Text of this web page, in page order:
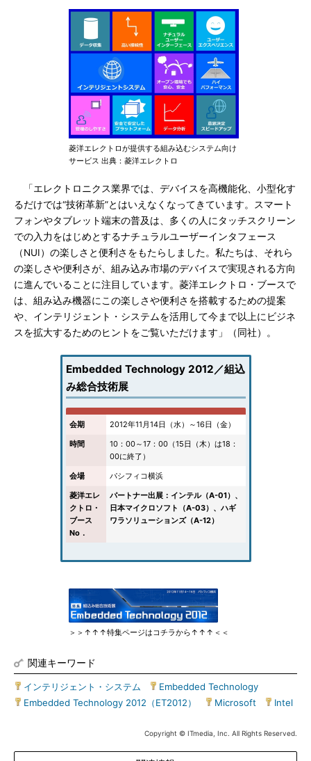
菱洋エレクトロが提供する組み込むシステム向け
サービス 出典：菱洋エレクトロ
「エレクトロニクス業界では、デバイスを高機能化、小型化す
るだけでは“技術革新”とはいえなくなってきています。スマート
フォンやタブレット端末の普及は、多くの人にタッチスクリーン
での入力をはじめとするナチュラルユーザーインタフェース
（NUI）の楽しさと便利さをもたらしました。私たちは、それら
の楽しさや便利さが、組み込み市場のデバイスで実現される方向
に進んでいることに注目しています。菱洋エレクトロ・ブースで
は、組み込み機器にこの楽しさや便利さを搭載するための提案
や、インテリジェント・システムを活用して今まで以上にビジネ
スを拡大するためのヒントをご覧いただけます」（同社）。
Embedded Technology 2012／組込
み総合技術展
会期
2012年11月14日（水）～16日（金）
時間
10：00～17：00（15日（木）は18：
00に終了）
会場
パシフィコ横浜
菱洋エレ
クトロ・
ブース
No．
パートナー出展：インテル（A-01）、
日本マイクロソフト（A-03）、ハギ
ワラソリューションズ（A-12）
＞＞↑↑↑特集ページはコチラから↑↑↑＜＜
関連キーワード
インテリジェント・システム Embedded Technology
Embedded Technology 2012（ET2012）
Microsoft Intel
Copyright © ITmedia, Inc. All Rights Reserved.